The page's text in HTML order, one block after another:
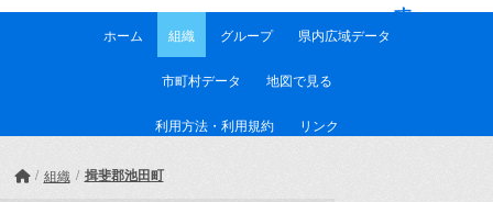
す
ホーム 組織 グループ 県内広域データ
市町村データ 地図で見る
利用方法・利用規約 リンク
組織 揖斐郡池田町